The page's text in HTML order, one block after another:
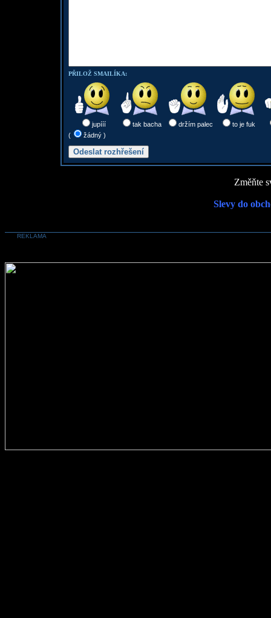
PŘILOŽ SMAILÍKA:
jupííí tak bacha držím palec
to je fuk
(
žádný )
Změňte
Slevy do
REKLAMA